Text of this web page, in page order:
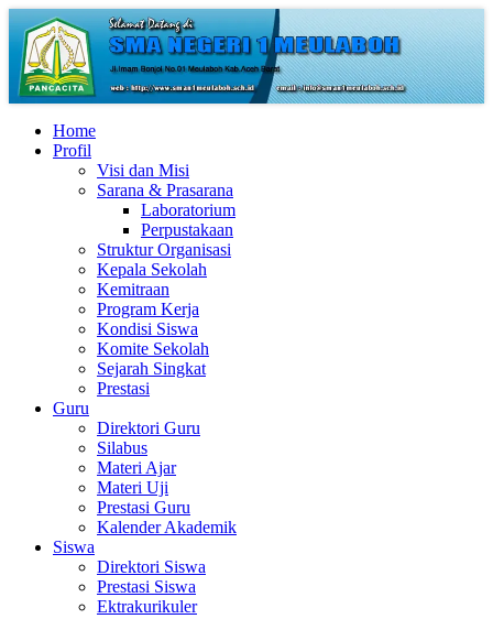
Home
Profil
Visi dan Misi
Sarana & Prasarana
Laboratorium
Perpustakaan
Struktur Organisasi
Kepala Sekolah
Kemitraan
Program Kerja
Kondisi Siswa
Komite Sekolah
Sejarah Singkat
Prestasi
Guru
Direktori Guru
Silabus
Materi Ajar
Materi Uji
Prestasi Guru
Kalender Akademik
Siswa
Direktori Siswa
Prestasi Siswa
Ektrakurikuler